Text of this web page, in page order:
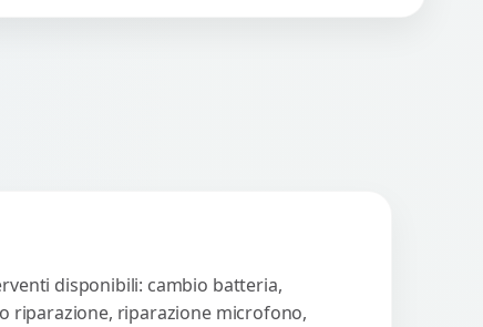
disponibili: cambio batteria,
riparazione, riparazione microfono,